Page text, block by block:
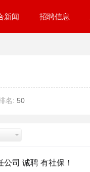
新闻 招聘信息
名: 50
司 诚聘 有社保！